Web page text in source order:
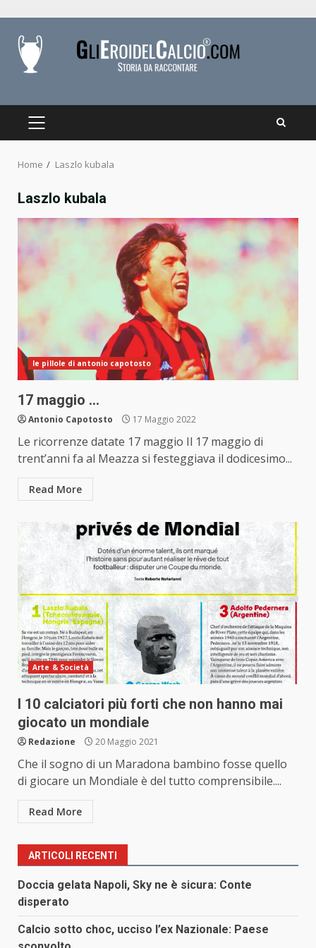
content
PRIMARY
Home Laszlo kubala
Laszlo kubala
le pillole di antonio capotosto
17 maggio …
Antonio Capotosto 17 Maggio 2022
Le ricorrenze datate 17 maggio Il 17 maggio di
trent’anni fa al Meazza si festeggiava il dodicesimo...
Read More
Arte & Società
I 10 calciatori più forti che non hanno mai
giocato un mondiale
Redazione 20 Maggio 2021
Che il sogno di un Maradona bambino fosse quello
di giocare un Mondiale è del tutto comprensibile....
Read More
ARTICOLI RECENTI
Doccia gelata Napoli, Sky ne è sicura: Conte
disperato
Calcio sotto choc, ucciso l’ex Nazionale: Paese